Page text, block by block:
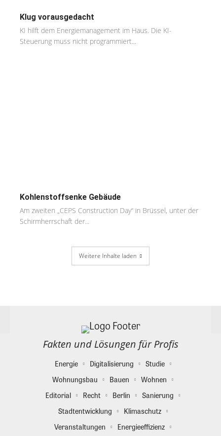
Klug vorausgedacht
KI hilft dem Energiemanagement im Haus. Die KI-
Steuerung muss nicht programmiert...
Kohlenstoffsenke Gebäude
Am zweiten „CEPS Construction Day“ in Brüssel, unter der
Schirmherrschaft der...
Weitere Inhalte laden
Fakten und Lösungen für Profis
Energie Digitalisierung
Studie
Wohnungsbau
Bauen
Wohnen
Editorial
Recht Berlin
Sanierung
Stadtentwicklung
Klimaschutz
Veranstaltungen
Energieeffizienz